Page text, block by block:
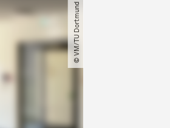
© VM​/​TU Dortmund